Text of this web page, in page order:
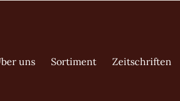
uns Sortiment Zeitschriften